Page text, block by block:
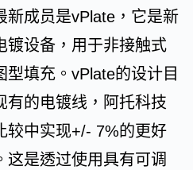
新成员是vPlate，它是新
镀设备，用于非接触式
型填充。vPlate的设计目
有的电镀线，阿托科技
较中实现+/- 7%的更好
这是透过使用具有可调